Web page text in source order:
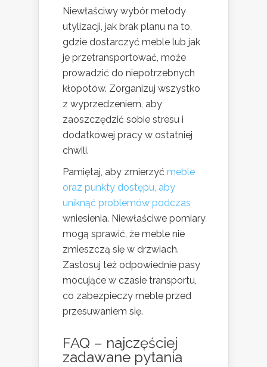
Niewłaściwy wybór metody
utylizacji, jak brak planu na to,
gdzie dostarczyć meble lub jak
je przetransportować, może
prowadzić do niepotrzebnych
kłopotów. Zorganizuj wszystko
z wyprzedzeniem, aby
zaoszczędzić sobie stresu i
dodatkowej pracy w ostatniej
chwili.
Pamiętaj, aby zmierzyć meble
oraz punkty dostępu, aby
uniknąć problemów podczas
wniesienia. Niewłaściwe pomiary
mogą sprawić, że meble nie
zmieszczą się w drzwiach.
Zastosuj też odpowiednie pasy
mocujące w czasie transportu,
co zabezpieczy meble przed
przesuwaniem się.
FAQ – najczęściej
zadawane pytania